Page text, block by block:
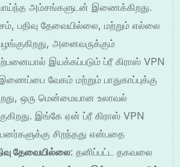
அம்சங்களுடன் இணைக்கிறது.
பதிவு தேவையில்லை, மற்றும் எல்லை
அனைவருக்கும்
இயக்கப்படும் ப்ரீ கிராஸ் VPN
வேகம் மற்றும் பாதுகாப்புக்கு
ஒரு மென்மையான உலாவல்
இங்கே ஏன் ப்ரீ கிராஸ் VPN
சிறந்தது என்பதை
தேவையில்லை: தனிப்பட்ட தகவலை